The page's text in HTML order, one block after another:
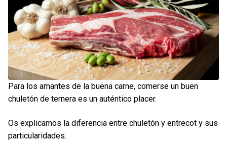
Para los amantes de la buena carne, comerse un buen
chuletón de ternera es un auténtico placer.
Os explicamos la diferencia entre chuletón y entrecot y sus
particularidades.